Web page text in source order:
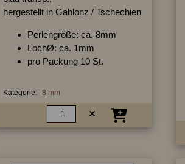
hergestellt in Gablonz / Tschechien
Perlengröße: ca. 8mm
LochØ: ca. 1mm
pro Packung 10 St.
Kategorie: 8 mm